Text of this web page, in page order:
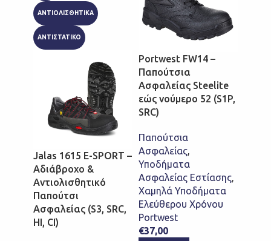
ΑΝΤΙΟΛΙΣΘΗΤΙΚΑ
ΑΝΤΙΣΤΑΤΙΚΟ
Jalas 1615 E-SPORT –
Αδιάβροχο &
Αντιολισθητικό
Παπούτσι
Ασφαλείας (S3, SRC,
HI, CI)
Portwest FW14 –
Παπούτσια
Ασφαλείας Steelite
εώς νούμερο 52 (S1P,
SRC)
Παπούτσια
Ασφαλείας,
Υποδήματα
Ασφαλείας Εστίασης,
Χαμηλά Υποδήματα
Ελεύθερου Χρόνου
Portwest
€37,00